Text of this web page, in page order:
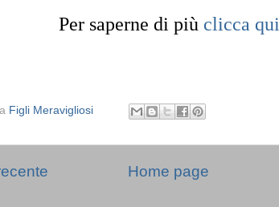
Per saperne di più clicca qui
Figli Meravigliosi
Home page